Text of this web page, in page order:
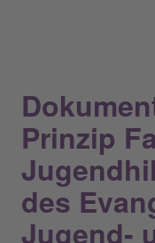
Prinzip
des
Jugend-